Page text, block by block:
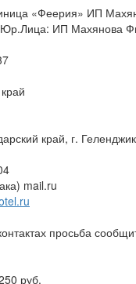
«Феерия» ИП
ИП Махянова
край, г.
mail.ru
просьба
руб.